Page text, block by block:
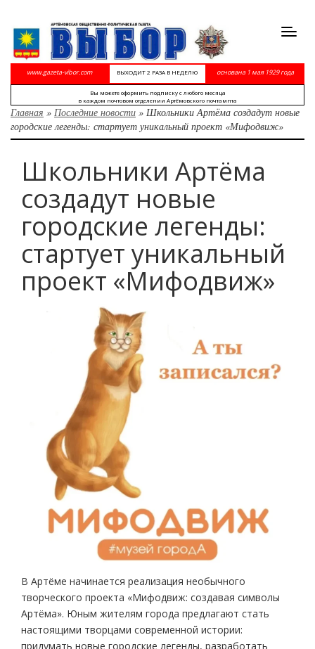
www.gazeta-vibor.com ВЫХОДИТ 2 РАЗА В НЕДЕЛЮ основана 1 мая 1929 года
Вы можете оформить подписку с любого месяца
в каждом почтовом отделении Артёмовского почтампта
Главная » Последние новости » Школьники Артёма создадут новые
городские легенды: стартует уникальный проект «Мифодвиж»
Школьники Артёма
создадут новые
городские легенды:
стартует уникальный
проект «Мифодвиж»
В Артёме начинается реализация необычного
творческого проекта «Мифодвиж: создавая символы
Артёма». Юным жителям города предлагают стать
настоящими творцами современной истории:
придумать новые городские легенды, разработать